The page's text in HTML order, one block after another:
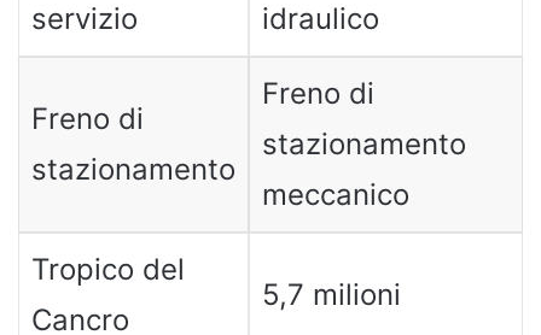
servizio
idraulico
Freno di
stazionamento
Freno di
stazionamento
meccanico
Tropico del
Cancro
5,7 milioni